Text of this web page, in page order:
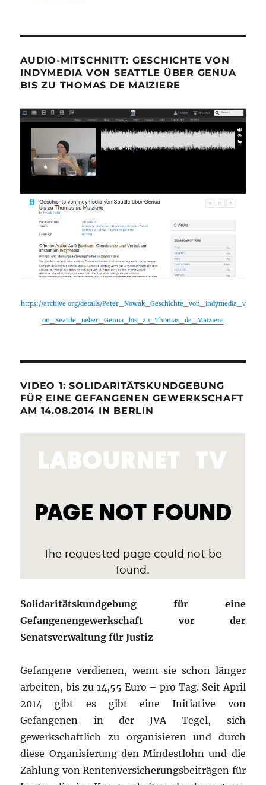
AUDIO-MITSCHNITT: GESCHICHTE VON
INDYMEDIA VON SEATTLE ÜBER GENUA
BIS ZU THOMAS DE MAIZIERE
https://archive.org/details/Peter_Nowak_Geschichte_von_indymedia_v
on_Seattle_ueber_Genua_bis_zu_Thomas_de_Maiziere
VIDEO 1: SOLIDARITÄTSKUNDGEBUNG
FÜR EINE GEFANGENEN GEWERKSCHAFT
AM 14.08.2014 IN BERLIN
Solidaritätskundgebung für eine
Gefangenengewerkschaft vor der
Senatsverwaltung für Justiz
Gefangene verdienen, wenn sie schon länger
arbeiten, bis zu 14,55 Euro – pro Tag. Seit April
2014 gibt es gibt eine Initiative von
Gefangenen in der JVA Tegel, sich
gewerkschaftlich zu organisieren und durch
diese Organisierung den Mindestlohn und die
Zahlung von Rentenversicherungsbeiträgen für